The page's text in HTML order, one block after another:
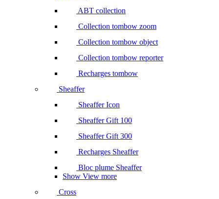
ABT collection
Collection tombow zoom
Collection tombow object
Collection tombow reporter
Recharges tombow
Sheaffer
Sheaffer Icon
Sheaffer Gift 100
Sheaffer Gift 300
Recharges Sheaffer
Bloc plume Sheaffer
Show View more
Cross